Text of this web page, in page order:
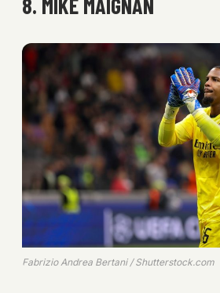
Fabrizio Andrea Bertani / Shutterstock.com